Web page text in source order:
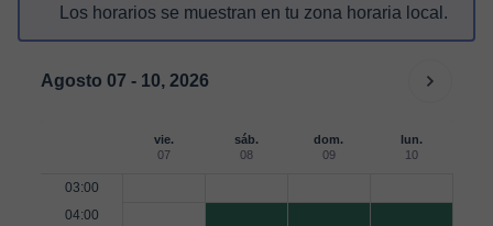
Los horarios se muestran en tu zona horaria local.
Agosto 07 - 10, 2026
vie.
07
sáb.
08
dom.
09
lun.
10
03:00
04:00